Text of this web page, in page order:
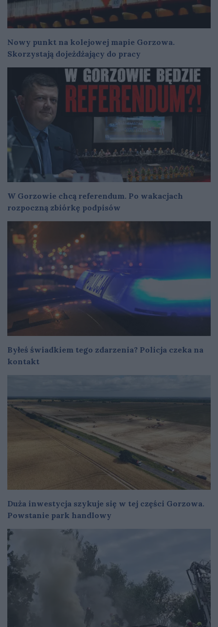
Nowy punkt na kolejowej mapie Gorzowa.
Skorzystają dojeżdżający do pracy
W Gorzowie chcą referendum. Po wakacjach
rozpoczną zbiórkę podpisów
Byłeś świadkiem tego zdarzenia? Policja czeka na
kontakt
Duża inwestycja szykuje się w tej części Gorzowa.
Powstanie park handlowy